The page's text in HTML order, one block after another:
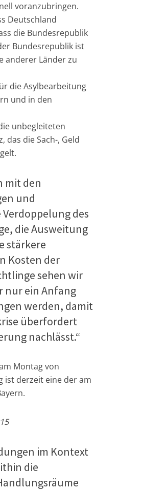
voranzubringen.
Deutschland
die Bundesrepublik
Bundesrepublik ist
anderer Länder zu
die Asylbearbeitung
und in den
unbegleiteten
das die Sach-, Geld
mit den
und
des
die Ausweitung
stärkere
Kosten der
sehen wir
nur ein Anfang
werden, damit
überfordert
nachlässt.“
Montag von
ist derzeit eine der am
im Kontext
die